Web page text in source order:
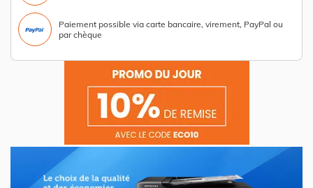
Paiement possible via carte bancaire, virement, PayPal ou
par chèque